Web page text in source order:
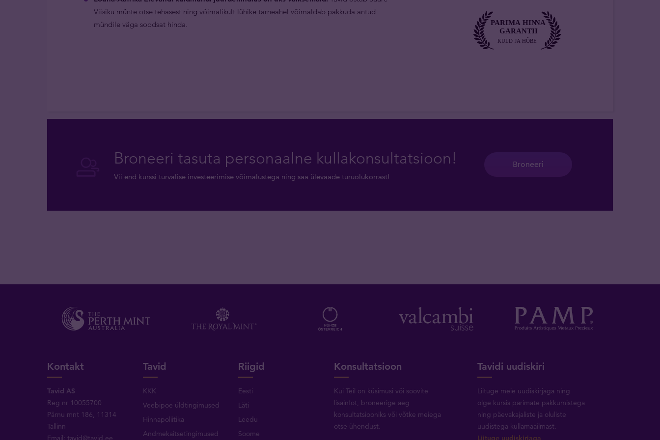
Viisiku münte otse tehasest ning võimalikult lühike tarneahel võimaldab pakkuda antud
mündile väga soodsat hinda.
Broneeri tasuta personaalne kullakonsultatsioon!
Vii end kurssi turvalise investeerimise võimalustega ning saa ülevaade turuolukorrast!
Broneeri
Kontakt
Tavid AS
Reg nr 10055700
Pärnu mnt 186, 11314
Tallinn
Email:tavid@tavid.ee
Tavid
KKK
Veebipoe üldtingimused
Hinnapoliitika
Andmekaitsetingimused
Riigid
Eesti
Läti
Leedu
Soome
Konsultatsioon
Kui Teil on küsimusi või soovite
lisainfot, broneerige aeg
konsultatsiooniks või võtke meiega
otse ühendust.
Tavidi uudiskiri
Liituge meie uudiskirjaga ning
olge kursis parimate pakkumistega
ning päevakajaliste ja oluliste
uudistega kullamaailmast.
Liituge uudiskirjaga